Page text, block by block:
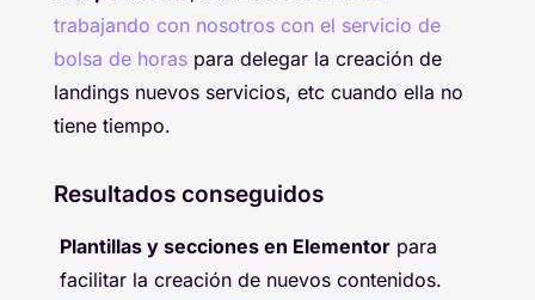
trabajando con nosotros con el servicio de
bolsa de horas para delegar la creación de
landings nuevos servicios, etc cuando ella no
tiene tiempo.
Resultados conseguidos
Plantillas y secciones en Elementor para
facilitar la creación de nuevos contenidos.